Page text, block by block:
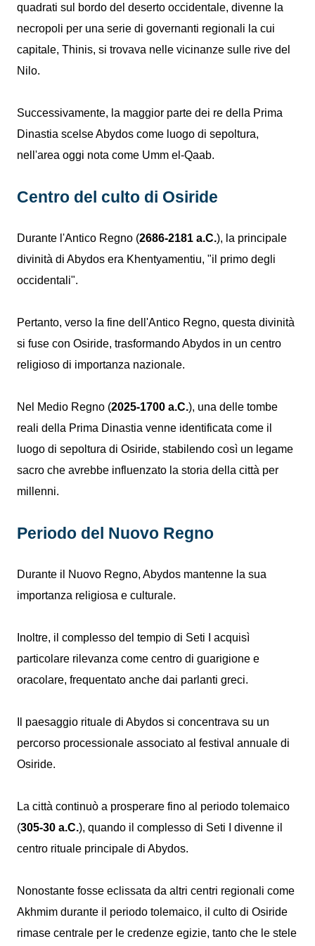
quadrati sul bordo del deserto occidentale, divenne la
necropoli per una serie di governanti regionali la cui
capitale, Thinis, si trovava nelle vicinanze sulle rive del
Nilo.
Successivamente, la maggior parte dei re della Prima
Dinastia scelse Abydos come luogo di sepoltura,
nell'area oggi nota come Umm el-Qaab.
Centro del culto di Osiride
Durante l'Antico Regno (2686-2181 a.C.), la principale
divinità di Abydos era Khentyamentiu, "il primo degli
occidentali".
Pertanto, verso la fine dell'Antico Regno, questa divinità
si fuse con Osiride, trasformando Abydos in un centro
religioso di importanza nazionale.
Nel Medio Regno (2025-1700 a.C.), una delle tombe
reali della Prima Dinastia venne identificata come il
luogo di sepoltura di Osiride, stabilendo così un legame
sacro che avrebbe influenzato la storia della città per
millenni.
Periodo del Nuovo Regno
Durante il Nuovo Regno, Abydos mantenne la sua
importanza religiosa e culturale.
Inoltre, il complesso del tempio di Seti I acquisì
particolare rilevanza come centro di guarigione e
oracolare, frequentato anche dai parlanti greci.
Il paesaggio rituale di Abydos si concentrava su un
percorso processionale associato al festival annuale di
Osiride.
La città continuò a prosperare fino al periodo tolemaico
(305-30 a.C.), quando il complesso di Seti I divenne il
centro rituale principale di Abydos.
Nonostante fosse eclissata da altri centri regionali come
Akhmim durante il periodo tolemaico, il culto di Osiride
rimase centrale per le credenze egizie, tanto che le stele